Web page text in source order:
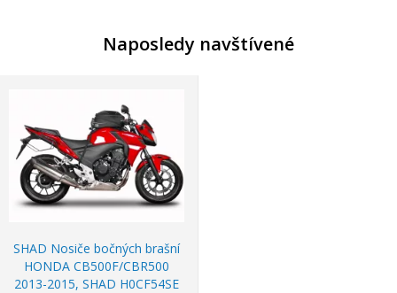
Naposledy navštívené
SHAD Nosiče bočných brašní
HONDA CB500F/CBR500
2013-2015, SHAD H0CF54SE